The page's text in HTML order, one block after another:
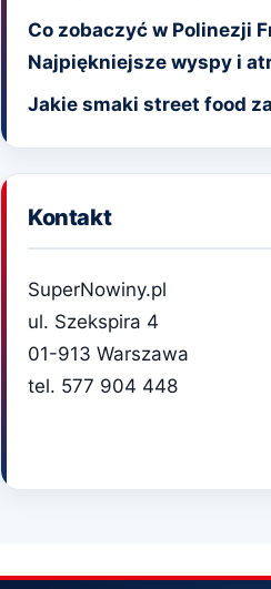
Co zobaczyć w Polinezji
Najpiękniejsze wyspy i
Jakie smaki street food
Kontakt
SuperNowiny.pl
ul. Szekspira 4
01-913 Warszawa
tel. 577 904 448